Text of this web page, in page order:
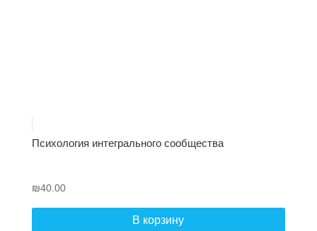
Психология интегрального сообщества
₪40.00
В корзину